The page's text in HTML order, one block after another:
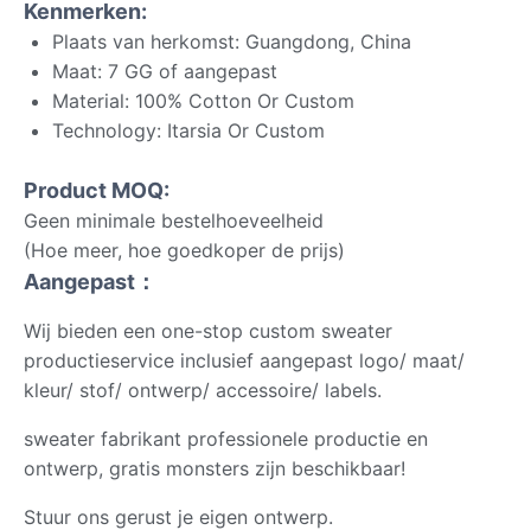
Kenmerken:
Plaats van herkomst: Guangdong, China
Maat: 7 GG of aangepast
Material: 100% Cotton Or Custom
Technology: Itarsia Or Custom
Product MOQ:
Geen minimale bestelhoeveelheid
(Hoe meer, hoe goedkoper de prijs)
Aangepast：
Wij bieden een one-stop custom sweater
productieservice inclusief aangepast logo/ maat/
kleur/ stof/ ontwerp/ accessoire/ labels.
sweater fabrikant professionele productie en
ontwerp, gratis monsters zijn beschikbaar!
Stuur ons gerust je eigen ontwerp.